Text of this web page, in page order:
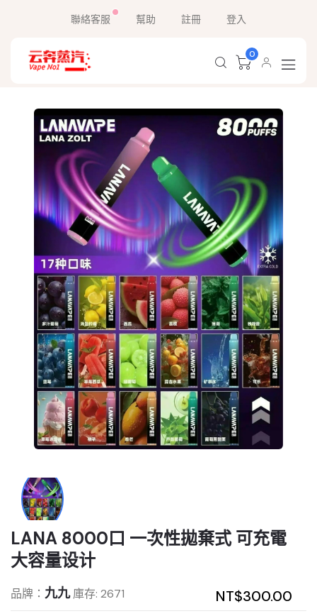
聯絡客服 幫助 註冊 登入
0
LANA 8000口 一次性拋棄式 可充電
大容量设计
品牌： 九九 NT$300.00
庫存: 2671